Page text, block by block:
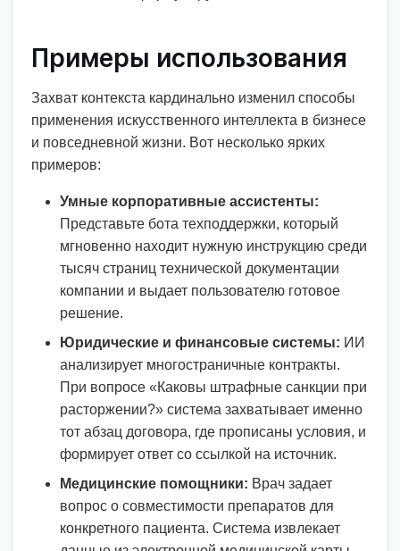
Примеры использования
Захват контекста кардинально изменил способы
применения искусственного интеллекта в бизнесе
и повседневной жизни. Вот несколько ярких
примеров:
Умные корпоративные ассистенты:
Представьте бота техподдержки, который
мгновенно находит нужную инструкцию среди
тысяч страниц технической документации
компании и выдает пользователю готовое
решение.
Юридические и финансовые системы: ИИ
анализирует многостраничные контракты.
При вопросе «Каковы штрафные санкции при
расторжении?» система захватывает именно
тот абзац договора, где прописаны условия, и
формирует ответ со ссылкой на источник.
Медицинские помощники: Врач задает
вопрос о совместимости препаратов для
конкретного пациента. Система извлекает